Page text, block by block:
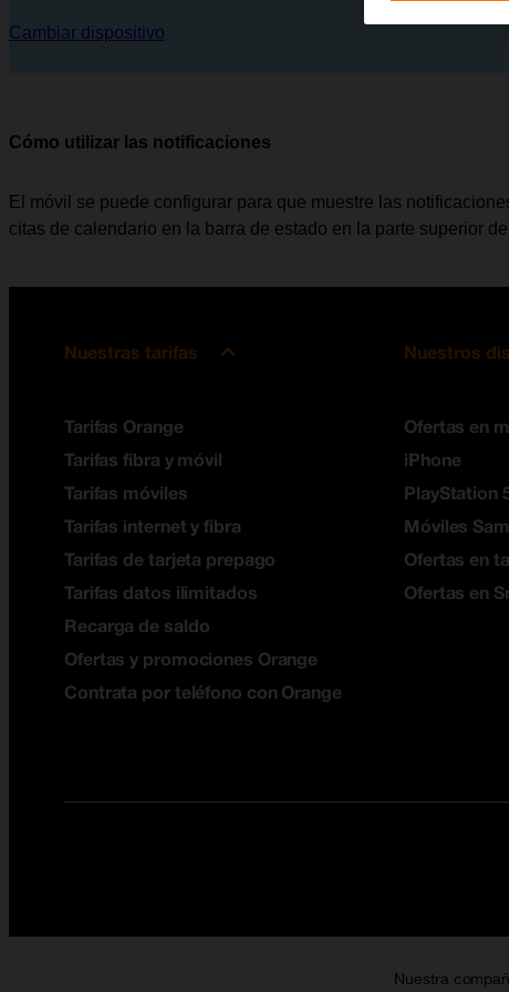
Cambiar dispositivo
Cómo utilizar las notificaciones
El móvil se puede configurar para que muestre las
citas de calendario en la barra de estado en la parte superior
Nuestras tarifas
Tarifas Orange
Tarifas fibra y móvil
Tarifas móviles
Tarifas internet y fibra
Tarifas de tarjeta prepago
Tarifas datos ilimitados
Recarga de saldo
Ofertas y promociones Orange
Contrata por teléfono con Orange
Nuestros
Ofertas en
iPhone
PlayStation
Móviles
Ofertas en
Ofertas en
Nuestra